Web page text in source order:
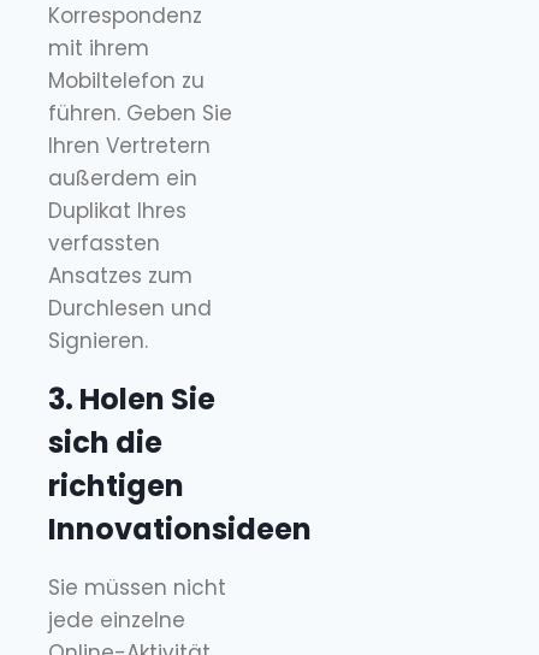
Korrespondenz
mit ihrem
Mobiltelefon zu
führen. Geben Sie
Ihren Vertretern
außerdem ein
Duplikat Ihres
verfassten
Ansatzes zum
Durchlesen und
Signieren.
3. Holen Sie
sich die
richtigen
Innovationsideen
Sie müssen nicht
jede einzelne